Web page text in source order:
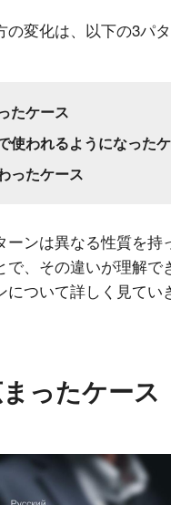
の変化は、以下の3パ
たケース
使われるようになった
ったケース
ーンは異なる性質を持
で、その違いが理解で
ついて詳しく見てい
ったケース